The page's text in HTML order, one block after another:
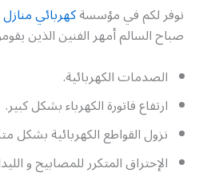
نوفر لكم في مؤسسةكهربائي منازل
صباح السالم أمهر الفنين الذين
الصدمات الكهربائية.
ارتفاع فاتورة الكهرباء بشكل كبير.
نزول القواطع الكهربائية بشكل
الإحتراق المتكرر للمصابيح و